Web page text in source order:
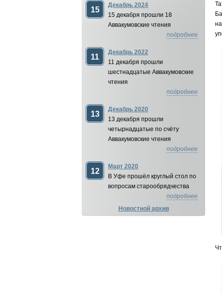
15
Декабрь 2024
15 декабря прошли 18
Аввакумовские чтения
подробнее
11
Декабрь 2022
11 декабря прошли
шестнадцатые Аввакумовские
чтения
подробнее
13
Декабрь 2020
13 декабря прошли
четырнадцатые по счёту
Аввакумовские чтения
подробнее
12
Март 2020
В Уфе прошёл круглый стол по
вопросам старообрядчества
подробнее
Новостной архив